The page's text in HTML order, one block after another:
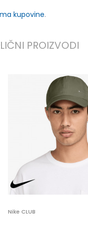
kupovine.
PROIZVODI
Nike CLUB